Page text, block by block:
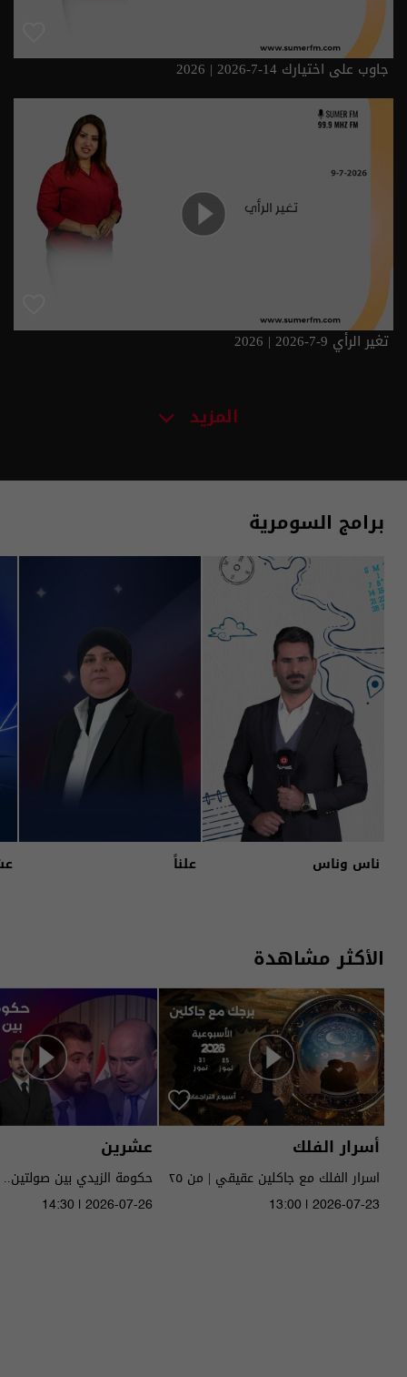
جاوب على اختيارك 14-7-2026 | 2026
تغير الرأي 9-7-2026 | 2026
المزيد
برامج السومرية
ناس وناس علناً
الأكثر مشاهدة
أسرار الفلك
اسرار الفلك مع جاكلين عقيقي | من ٢٥
الى ٣١ تموز ٢٠٢٦ | 2026
13:00 | 2026-07-23
عشرين
حكومة الزيدي بين
14:30 | 2026-07-26